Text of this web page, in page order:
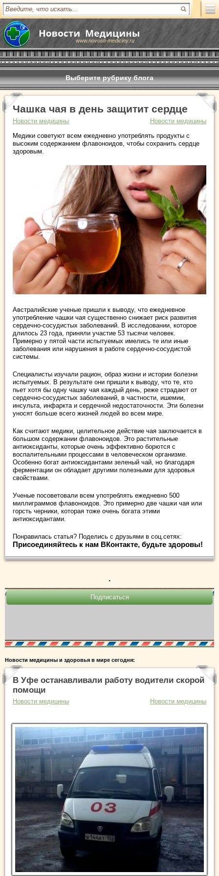
www.novosti-mediciny.ru
Выберите рубрику блога
Чашка чая в день защитит сердце
Новости медицины
Новости медицины
Медики советуют всем ежедневно употреблять продукты с
высоким содержанием флавоноидов, чтобы сохранить сердце
здоровым.
Австралийские ученые пришли к выводу, что ежедневное
употребление чашки чая существенно снижает риск развития
сердечно-сосудистых заболеваний. В исследовании, которое
длилось 23 года, приняли участие 53 тысячи человек.
Примерно у пятой части испытуемых имелись те или иные
заболевания или нарушения в работе сердечно-сосудистой
системы.
Специалисты изучали рацион, образ жизни и истории болезни
испытуемых. В результате они пришли к выводу, что те, кто
пьет хотя бы одну чашку чая каждый день, реже страдают от
сердечно-сосудистых заболеваний, в частности, ишемии,
инсульта, инфаркта и сердечной недостаточности. Эти болезни
уносят больше всего жизней людей во всем мире.
Как считают медики, целительное действие чая заключается в
большом содержании флавоноидов. Это растительные
антиоксиданты, которые очень эффективно борются с
воспалительными процессами в человеческом организме.
Особенно богат антиоксидантами зеленый чай, но благодаря
ферментации он обладает другими полезными для здоровья
свойствами.
Ученые посоветовали всем употреблять ежедневно 500
миллиграммов флавоноидов. Это примерно две чашки чая или
горсть черники, которая тоже очень богата этими
антиоксидантами.
Понравилась статья? Поделись с друзьями в соц.сетях:
Присоединяйтесь к нам ВКонтакте, будьте здоровы!
.
Новости медицины и здоровья в мире сегодня:
В Уфе останавливали работу водители скорой
помощи
Новости медицины Новости медицины